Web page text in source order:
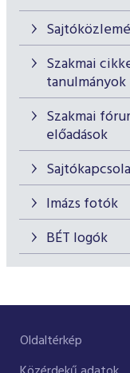
Szakmai
tanulmányok
Szakmai
előadások
Imázs fotók
BÉT logók
Oldaltérkép